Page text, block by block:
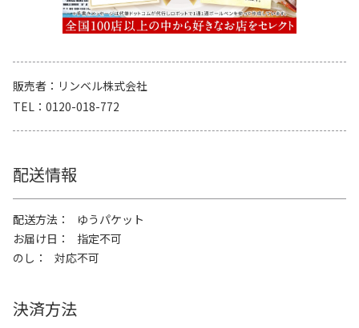
販売者
リンベル株式会社
TEL
0120-018-772
配送情報
配送方法
ゆうパケット
お届け日
指定不可
のし
対応不可
決済方法